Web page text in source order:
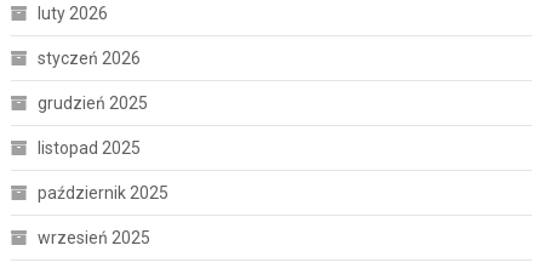
luty 2026
styczeń 2026
grudzień 2025
listopad 2025
październik 2025
wrzesień 2025